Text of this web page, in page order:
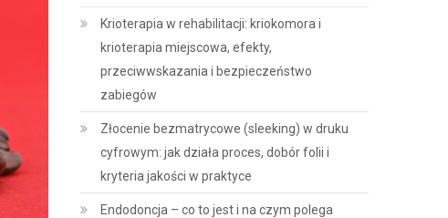
Krioterapia w rehabilitacji: kriokomora i
krioterapia miejscowa, efekty,
przeciwwskazania i bezpieczeństwo
zabiegów
Złocenie bezmatrycowe (sleeking) w druku
cyfrowym: jak działa proces, dobór folii i
kryteria jakości w praktyce
Endodoncja – co to jest i na czym polega